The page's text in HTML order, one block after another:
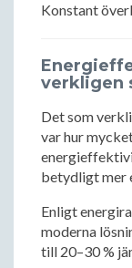
Konstant
verkligen
Det som
var hur
betydligt mer
Enligt
moderna
till 20–30 %